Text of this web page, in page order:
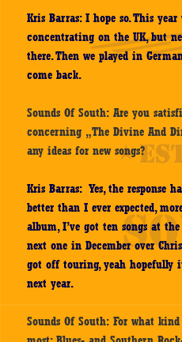
Kris Barras: I hope so. This
concentrating on the UK, but
there. Then we played in
come back.
Sounds Of South: Are you
concerning „The Divine And
any ideas for new songs?
Kris Barras: Yes, the response
better than I ever expected,
album, I’ve got ten songs at
next one in December over
got off touring, yeah hopefully
next year.
Sounds Of South: For what